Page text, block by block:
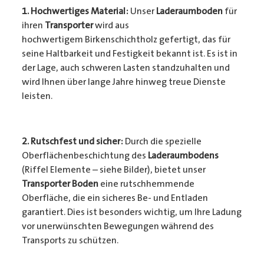
1. Hochwertiges Material: Unser Laderaumbodenfür
ihren Transporterwird aus
hochwertigem Birkenschichtholz gefertigt, das für
seine Haltbarkeit und Festigkeit bekannt ist. Es ist in
der Lage, auch schweren Lasten standzuhalten und
wird Ihnen über lange Jahre hinweg treue Dienste
leisten.
2. Rutschfest und sicher: Durch die spezielle
Oberflächenbeschichtung des Laderaumbodens
(Riffel Elemente – siehe Bilder), bietet unser
Transporter Bodeneine rutschhemmende
Oberfläche, die ein sicheres Be- und Entladen
garantiert. Dies ist besonders wichtig, um Ihre Ladung
vor unerwünschten Bewegungen während des
Transports zu schützen.